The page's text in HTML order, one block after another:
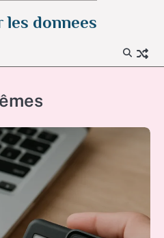
les donnees